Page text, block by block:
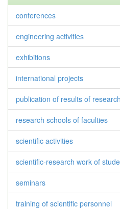
conferences
engineering activities
exhibitions
international projects
publication of results of research
research schools of faculties
scientific activities
scientific-research work of
seminars
training of scientific personnel